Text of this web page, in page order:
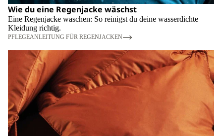
Wie du eine Regenjacke wäschst
Eine Regenjacke waschen: So reinigst du deine wasserdichte
Kleidung richtig.
PFLEGEANLEITUNG FÜR REGENJACKEN